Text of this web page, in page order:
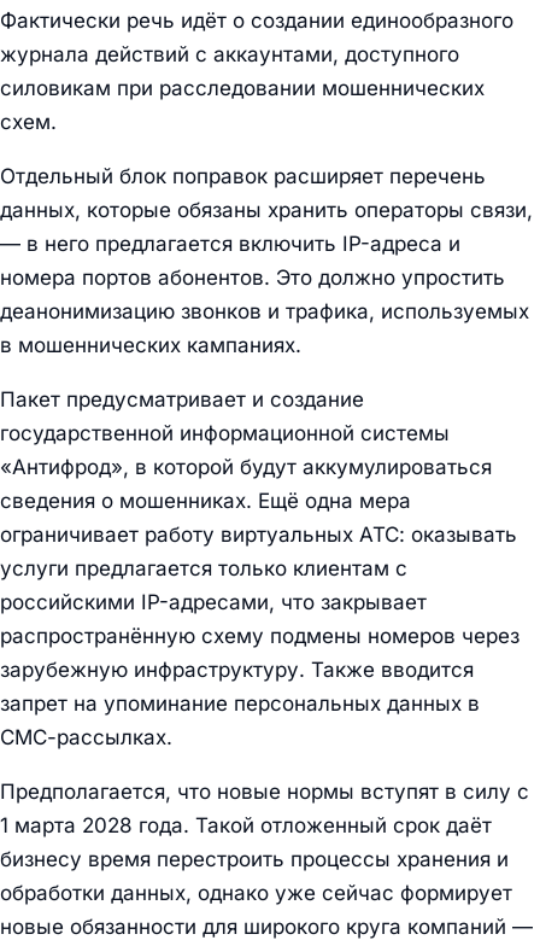
Фактически речь идёт о создании единообразного
журнала действий с аккаунтами, доступного
силовикам при расследовании мошеннических
схем.
Отдельный блок поправок расширяет перечень
данных, которые обязаны хранить операторы связи,
— в него предлагается включить IP-адреса и
номера портов абонентов. Это должно упростить
деанонимизацию звонков и трафика, используемых
в мошеннических кампаниях.
Пакет предусматривает и создание
государственной информационной системы
«Антифрод», в которой будут аккумулироваться
сведения о мошенниках. Ещё одна мера
ограничивает работу виртуальных АТС: оказывать
услуги предлагается только клиентам с
российскими IP-адресами, что закрывает
распространённую схему подмены номеров через
зарубежную инфраструктуру. Также вводится
запрет на упоминание персональных данных в
СМС-рассылках.
Предполагается, что новые нормы вступят в силу с
1 марта 2028 года. Такой отложенный срок даёт
бизнесу время перестроить процессы хранения и
обработки данных, однако уже сейчас формирует
новые обязанности для широкого круга компаний —